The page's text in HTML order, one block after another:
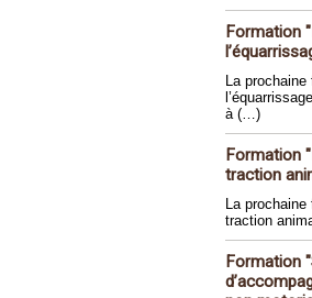
Formation
La
à (…)
Formation
traction
La
traction
Formation